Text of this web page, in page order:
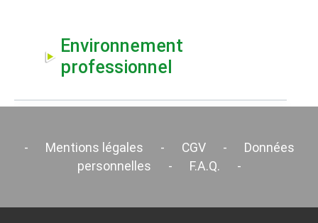
Environnement
professionnel
- Mentions légales - CGV -
Données
personnelles
- F.A.Q. -